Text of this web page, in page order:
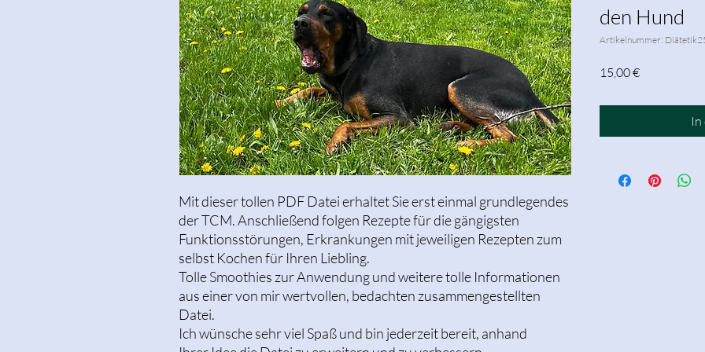
Mit dieser tollen PDF Datei erhaltet Sie erst einmal grundlegendes
der TCM. Anschließend folgen Rezepte für die gängigsten
Funktionsstörungen, Erkrankungen mit jeweiligen Rezepten zum
selbst Kochen für Ihren Liebling.
Tolle Smoothies zur Anwendung und weitere tolle Informationen
aus einer von mir wertvollen, bedachten zusammengestellten
Datei.
Ich wünsche sehr viel Spaß und bin jederzeit bereit, anhand
den Hund
Artikelnummer:
15,00 €Preis